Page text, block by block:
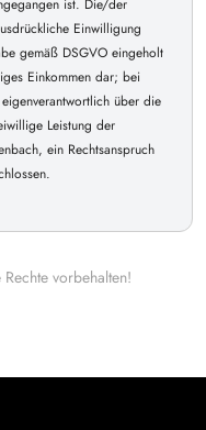
ist. Die/der
Einwilligung
gemäß DSGVO eingeholt
Einkommen dar; bei
über die
Leistung der
ein Rechtsanspruch
vorbehalten!